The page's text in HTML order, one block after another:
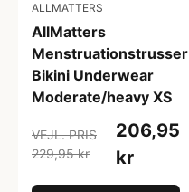
ALLMATTERS
AllMatters
Menstruationstrusser
Bikini Underwear
Moderate/heavy XS
VEJL. PRIS
229,95 kr
206,95
kr